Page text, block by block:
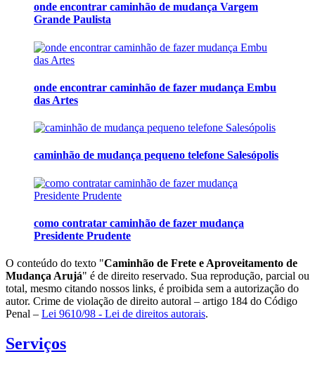
onde encontrar caminhão de mudança Vargem
Grande Paulista
onde encontrar caminhão de fazer mudança Embu
das Artes
caminhão de mudança pequeno telefone Salesópolis
como contratar caminhão de fazer mudança
Presidente Prudente
O conteúdo do texto "Caminhão de Frete e Aproveitamento de
Mudança Arujá" é de direito reservado. Sua reprodução, parcial ou
total, mesmo citando nossos links, é proibida sem a autorização do
autor. Crime de violação de direito autoral – artigo 184 do Código
Penal – Lei 9610/98 - Lei de direitos autorais.
Serviços